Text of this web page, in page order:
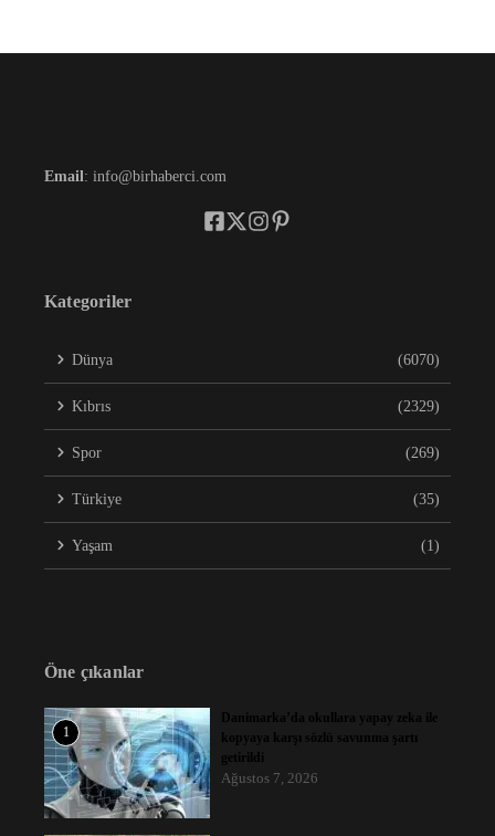
Email : info@birhaberci.com
Kategoriler
Dünya (6070)
Kıbrıs (2329)
Spor (269)
Türkiye (35)
Yaşam (1)
Öne çıkanlar
1
Danimarka’da okullara yapay zeka ile
kopyaya karşı sözlü savunma şartı
getirildi
Ağustos 7, 2026